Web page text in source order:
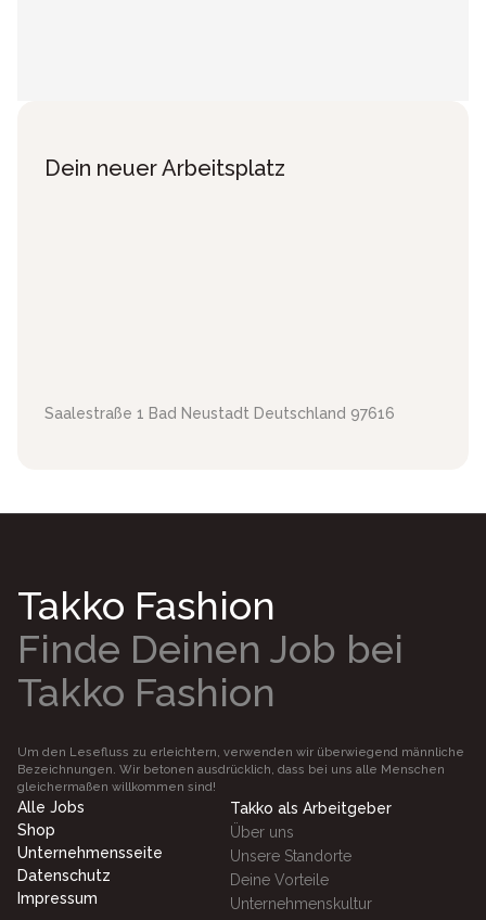
Dein neuer Arbeitsplatz
Saalestraße 1 Bad Neustadt Deutschland 97616
Takko Fashion
Finde Deinen Job bei
Takko Fashion
Um den Lesefluss zu erleichtern, verwenden wir überwiegend männliche
Bezeichnungen. Wir betonen ausdrücklich, dass bei uns alle Menschen
gleichermaßen willkommen sind!
Alle Jobs
Shop
Unternehmensseite
Datenschutz
Impressum
Takko als Arbeitgeber
Über uns
Unsere Standorte
Deine Vorteile
Unternehmenskultur